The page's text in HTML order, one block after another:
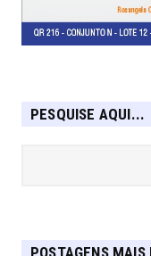
PESQUISE AQUI...